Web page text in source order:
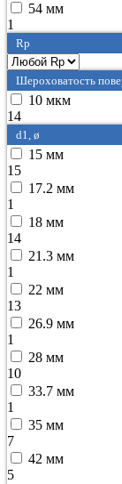
54 мм
1
Rp
Шероховатость
10 мкм
14
d1, ø
15 мм
15
17.2 мм
1
18 мм
14
21.3 мм
1
22 мм
13
26.9 мм
1
28 мм
10
33.7 мм
1
35 мм
7
42 мм
5